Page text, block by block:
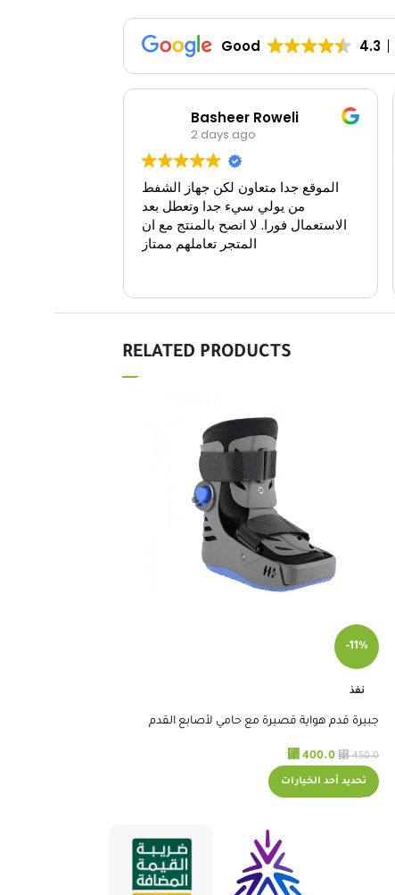
Good 4.3
Basheer Roweli
2 days ago
الموقع جدا متعاون لكن جهاز الشفط
من يولي سيء جدا وتعطل بعد
الاستعمال فورا. لا انصح بالمنتج مع ان
المتجر تعاملهم ممتاز
RELATED PRODUCTS
-11%
نفذ
جبيرة قدم هواية قصيرة مع حامي لأصابع القدم
⃁450.0
⃁ 400.0
تحديد أحد الخيارات